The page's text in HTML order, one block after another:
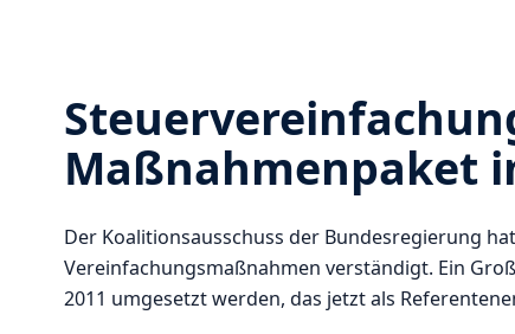
Maßnahmenpaket
Der Koalitionsausschuss der Bundesregierung
Vereinfachungsmaßnahmen verständigt. Ein
2011 umgesetzt werden, das jetzt als